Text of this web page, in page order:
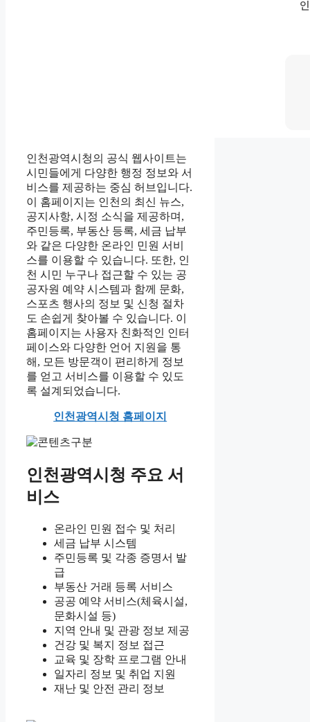
인천광역시청의 공식 웹사이트는
시민들에게 다양한 행정 정보와 서
비스를 제공하는 중심 허브입니다.
이 홈페이지는 인천의 최신 뉴스,
공지사항, 시정 소식을 제공하며,
주민등록, 부동산 등록, 세금 납부
와 같은 다양한 온라인 민원 서비
스를 이용할 수 있습니다. 또한, 인
천 시민 누구나 접근할 수 있는 공
공자원 예약 시스템과 함께 문화,
스포츠 행사의 정보 및 신청 절차
도 손쉽게 찾아볼 수 있습니다. 이
홈페이지는 사용자 친화적인 인터
페이스와 다양한 언어 지원을 통
해, 모든 방문객이 편리하게 정보
를 얻고 서비스를 이용할 수 있도
록 설계되었습니다.
인천광역시청 홈페이지
인천광역시청 주요 서
비스
온라인 민원 접수 및 처리
세금 납부 시스템
주민등록 및 각종 증명서 발
급
부동산 거래 등록 서비스
공공 예약 서비스(체육시설,
문화시설 등)
지역 안내 및 관광 정보 제공
건강 및 복지 정보 접근
교육 및 장학 프로그램 안내
일자리 정보 및 취업 지원
재난 및 안전 관리 정보